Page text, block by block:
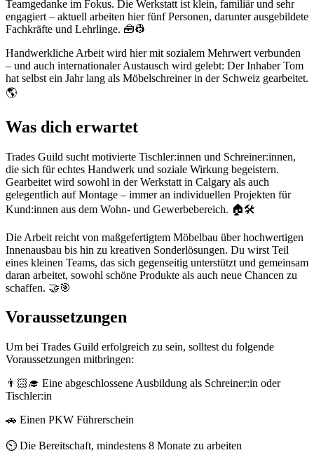
Teamgedanke im Fokus. Die Werkstatt ist klein, familiär und sehr
engagiert – aktuell arbeiten hier fünf Personen, darunter ausgebildete
Fachkräfte und Lehrlinge. 🧰👷
Handwerkliche Arbeit wird hier mit sozialem Mehrwert verbunden
– und auch internationaler Austausch wird gelebt: Der Inhaber Tom
hat selbst ein Jahr lang als Möbelschreiner in der Schweiz gearbeitet.
🌎
Was dich erwartet
Trades Guild sucht motivierte Tischler:innen und Schreiner:innen,
die sich für echtes Handwerk und soziale Wirkung begeistern.
Gearbeitet wird sowohl in der Werkstatt in Calgary als auch
gelegentlich auf Montage – immer an individuellen Projekten für
Kund:innen aus dem Wohn- und Gewerbebereich. 🏠🛠️
Die Arbeit reicht von maßgefertigtem Möbelbau über hochwertigen
Innenausbau bis hin zu kreativen Sonderlösungen. Du wirst Teil
eines kleinen Teams, das sich gegenseitig unterstützt und gemeinsam
daran arbeitet, sowohl schöne Produkte als auch neue Chancen zu
schaffen. 🤝🎯
Voraussetzungen
Um bei Trades Guild erfolgreich zu sein, solltest du folgende
Voraussetzungen mitbringen:
👨🏻‍🎓 Eine abgeschlossene Ausbildung als Schreiner:in oder
Tischler:in
🚗 Einen PKW Führerschein
⏲️ Die Bereitschaft, mindestens 8 Monate zu arbeiten